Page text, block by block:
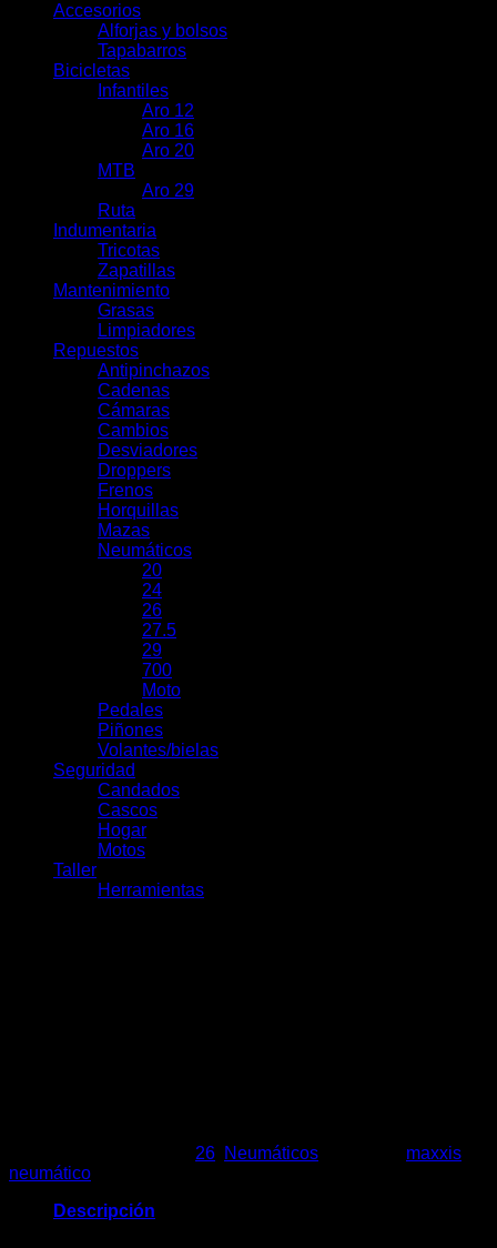
Accesorios
Alforjas y bolsos
Tapabarros
Bicicletas
Infantiles
Aro 12
Aro 16
Aro 20
MTB
Aro 29
Ruta
Indumentaria
Tricotas
Zapatillas
Mantenimiento
Grasas
Limpiadores
Repuestos
Antipinchazos
Cadenas
Cámaras
Cambios
Desviadores
Droppers
Frenos
Horquillas
Mazas
Neumáticos
20
24
26
27.5
29
700
Moto
Pedales
Piñones
Volantes/bielas
Seguridad
Candados
Cascos
Hogar
Motos
Taller
Herramientas
26 Neumáticos maxxis
neumático
Descripción